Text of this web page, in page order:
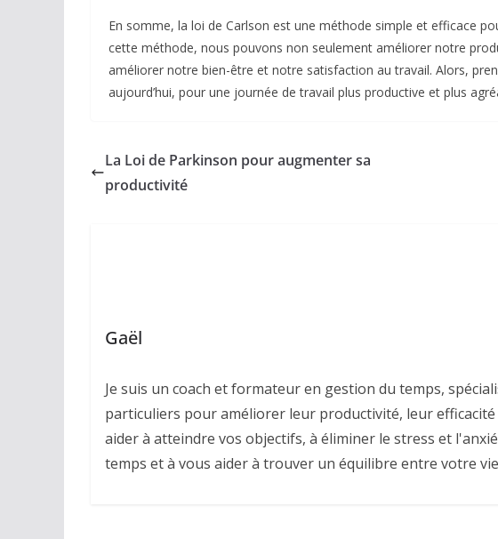
En somme, la loi de Carlson est une méthode simple et efficace
cette méthode, nous pouvons non seulement améliorer notre
améliorer notre bien-être et notre satisfaction au travail. Alors,
aujourd’hui, pour une journée de travail plus productive et plus
La Loi de Parkinson pour augmenter sa
productivité
Gaël
Je suis un coach et formateur en gestion du temps,
particuliers pour améliorer leur productivité, leur
aider à atteindre vos objectifs, à éliminer le stress et
temps et à vous aider à trouver un équilibre entre votre